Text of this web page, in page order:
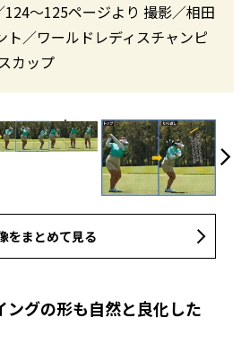
〜125ページより 撮影／相田
／ワールドレディスチャンピ
カップ
をまとめて見る
ングの形も自然と良化した